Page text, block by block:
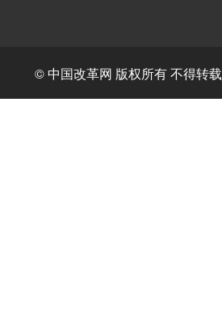
© 中国改革网 版权所有 不得转载